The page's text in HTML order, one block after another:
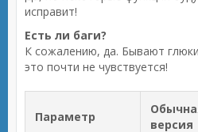
исправит!
Есть ли баги?
К сожалению, да. Бывают
это почти не чувствуется!
Параметр
версия